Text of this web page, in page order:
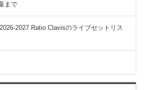
まで
2027 Ratio Clavisのライブセットリス